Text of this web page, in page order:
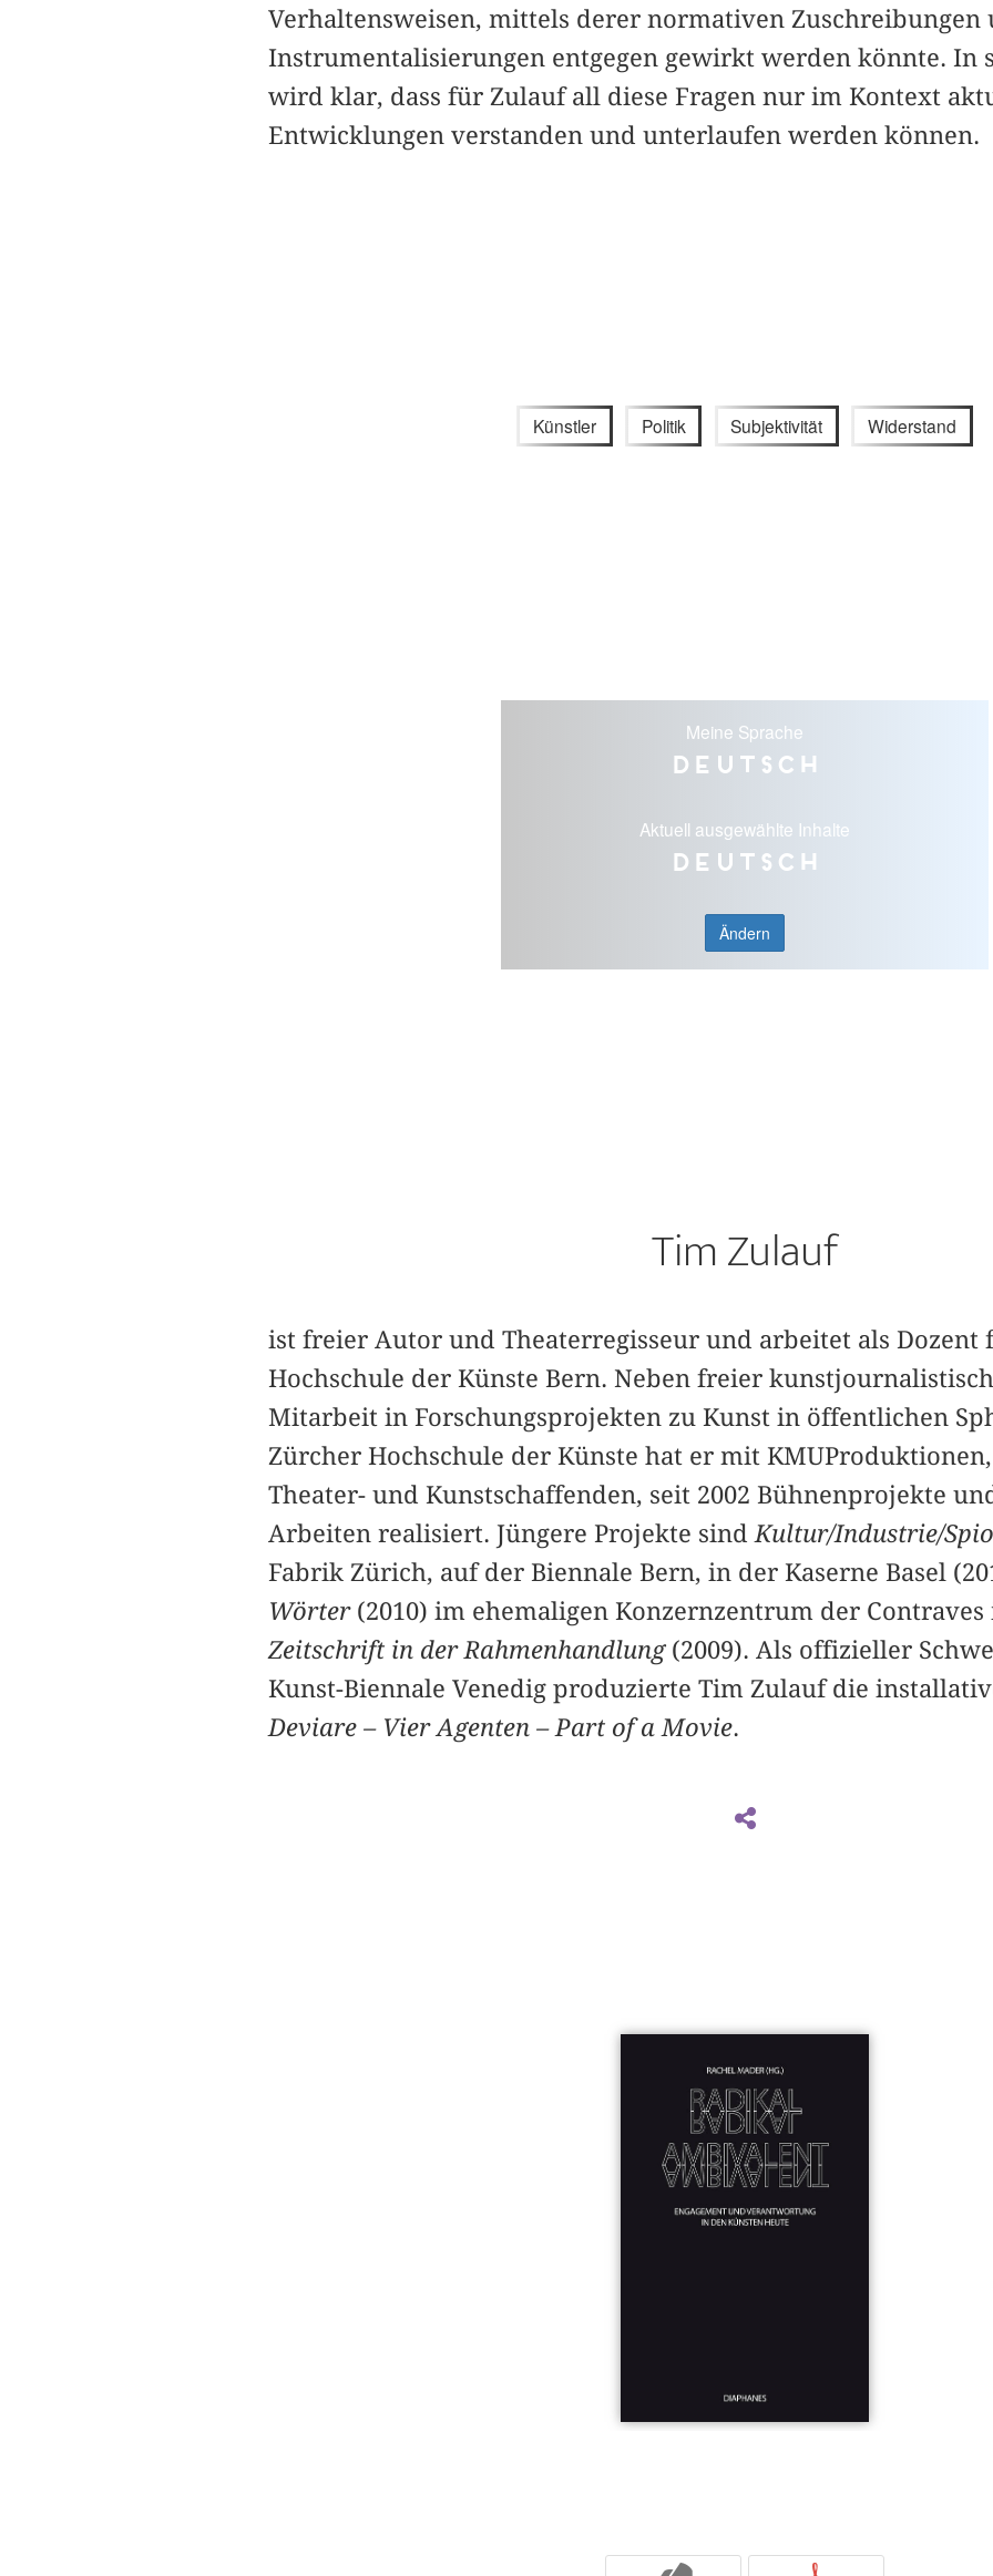
Verhaltensweisen, mittels derer normativen Zuschreibungen
Instrumentalisierungen entgegen gewirkt werden könnte. In
wird klar, dass für Zulauf all diese Fragen nur im Kontext
Entwicklungen verstanden und unterlaufen werden können.
Künstler Politik Subjektivität Widerstand
Meine Sprache
Deutsch
Aktuell ausgewählte Inhalte
Deutsch
Ändern
Tim Zulauf
ist freier Autor und Theaterregisseur und arbeitet als Dozent
Hochschule der Künste Bern. Neben freier
Mitarbeit in Forschungsprojekten zu Kunst in öffentlichen
Zürcher Hochschule der Künste hat er mit
Theater- und Kunstschaffenden, seit 2002 Bühnenprojekte
Arbeiten realisiert. Jüngere Projekte sind Kultur/Industrie/
Fabrik Zürich, auf der Biennale Bern, in der Kaserne Basel
Wörter(2010) im ehemaligen Konzernzentrum der
Zeitschrift in der Rahmenhandlung(2009). Als offizieller
Kunst-Biennale Venedig produzierte Tim Zulauf die
Deviare – Vier Agenten – Part of a Movie.